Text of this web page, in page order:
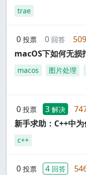
trae
0 投票 0 回答 509
macOS下如何无损
macos 图片处理
0 投票 3 解决
新手求助：C++中
c++
0 投票 4 回答